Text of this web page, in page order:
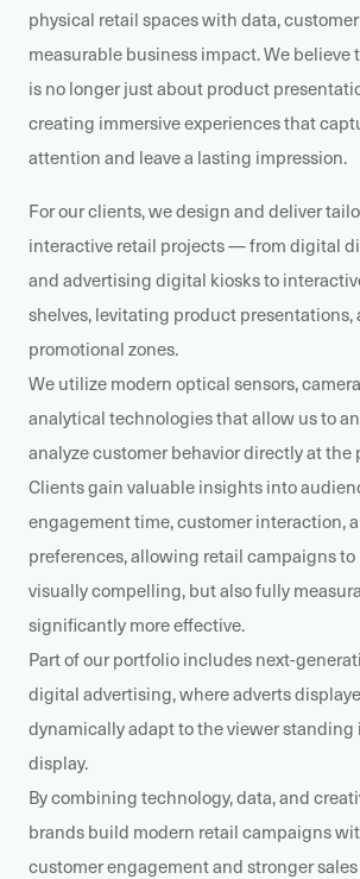
physical retail spaces with data,
measurable business impact. We believe
is no longer just about product
creating immersive experiences that
attention and leave a lasting impression.
For our clients, we design and deliver
interactive retail projects — from digital
and advertising digital kiosks to
shelves, levitating product presentations,
promotional zones.
We utilize modern optical sensors,
analytical technologies that allow us to
analyze customer behavior directly at the
Clients gain valuable insights into
engagement time, customer interaction,
preferences, allowing retail campaigns
visually compelling, but also fully
significantly more effective.
Part of our portfolio includes next-
digital advertising, where adverts
dynamically adapt to the viewer standing
display.
By combining technology, data, and
brands build modern retail campaigns
customer engagement and stronger